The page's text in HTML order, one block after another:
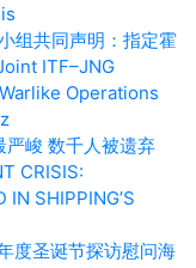
组共同声明：指定霍
ITF–JNG
Operations
峻 数千人被遗弃
CRISIS:
IN SHIPPING’S
度圣诞节探访慰问海